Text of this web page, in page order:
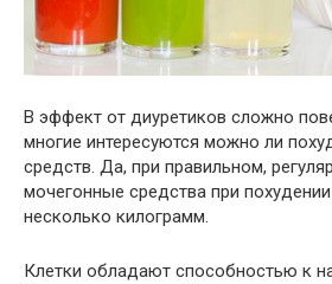
В эффект от диуретиков сложно
многие интересуются можно ли
средств. Да, при правильном,
мочегонные средства при
несколько килограмм.
Клетки обладают способностью к